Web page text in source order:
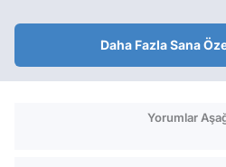
Daha Fazla Sana
Yorumlar